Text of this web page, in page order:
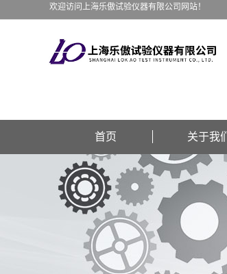
欢迎访问上海乐傲试验仪器有限公司网站！
首页 关于我们